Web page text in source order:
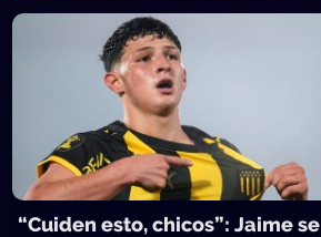
“Cuiden esto, chicos”: Jaime se